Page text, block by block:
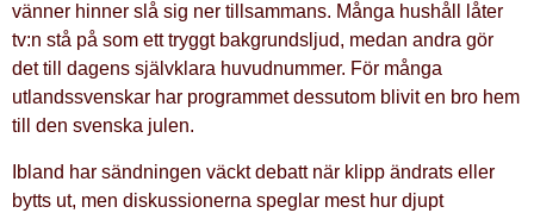
vänner hinner slå sig ner tillsammans. Många hushåll låter
tv:n stå på som ett tryggt bakgrundsljud, medan andra gör
det till dagens självklara huvudnummer. För många
utlandssvenskar har programmet dessutom blivit en bro hem
till den svenska julen.
Ibland har sändningen väckt debatt när klipp ändrats eller
bytts ut, men diskussionerna speglar mest hur djupt